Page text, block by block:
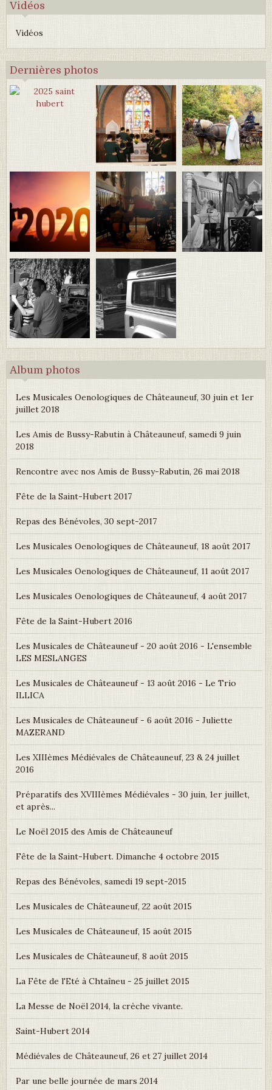
Vidéos
Vidéos
Dernières photos
Album photos
Les Musicales Oenologiques de Châteauneuf, 30 juin et 1er
juillet 2018
Les Amis de Bussy-Rabutin à Châteauneuf, samedi 9 juin
2018
Rencontre avec nos Amis de Bussy-Rabutin, 26 mai 2018
Fête de la Saint-Hubert 2017
Repas des Bénévoles, 30 sept-2017
Les Musicales Oenologiques de Châteauneuf, 18 août 2017
Les Musicales Oenologiques de Châteauneuf, 11 août 2017
Les Musicales Oenologiques de Châteauneuf, 4 août 2017
Fête de la Saint-Hubert 2016
Les Musicales de Châteauneuf - 20 août 2016 - L'ensemble
LES MESLANGES
Les Musicales de Châteauneuf - 13 août 2016 - Le Trio
ILLICA
Les Musicales de Châteauneuf - 6 août 2016 - Juliette
MAZERAND
Les XIIIèmes Médiévales de Châteauneuf, 23 & 24 juillet
2016
Préparatifs des XVIIIèmes Médiévales - 30 juin, 1er juillet,
et après...
Le Noël 2015 des Amis de Châteauneuf
Fête de la Saint-Hubert. Dimanche 4 octobre 2015
Repas des Bénévoles, samedi 19 sept-2015
Les Musicales de Châteauneuf, 22 août 2015
Les Musicales de Châteauneuf, 15 août 2015
Les Musicales de Châteauneuf, 8 août 2015
La Fête de l'Eté à Chtaîneu - 25 juillet 2015
La Messe de Noël 2014, la crèche vivante.
Saint-Hubert 2014
Médiévales de Châteauneuf, 26 et 27 juillet 2014
Par une belle journée de mars 2014